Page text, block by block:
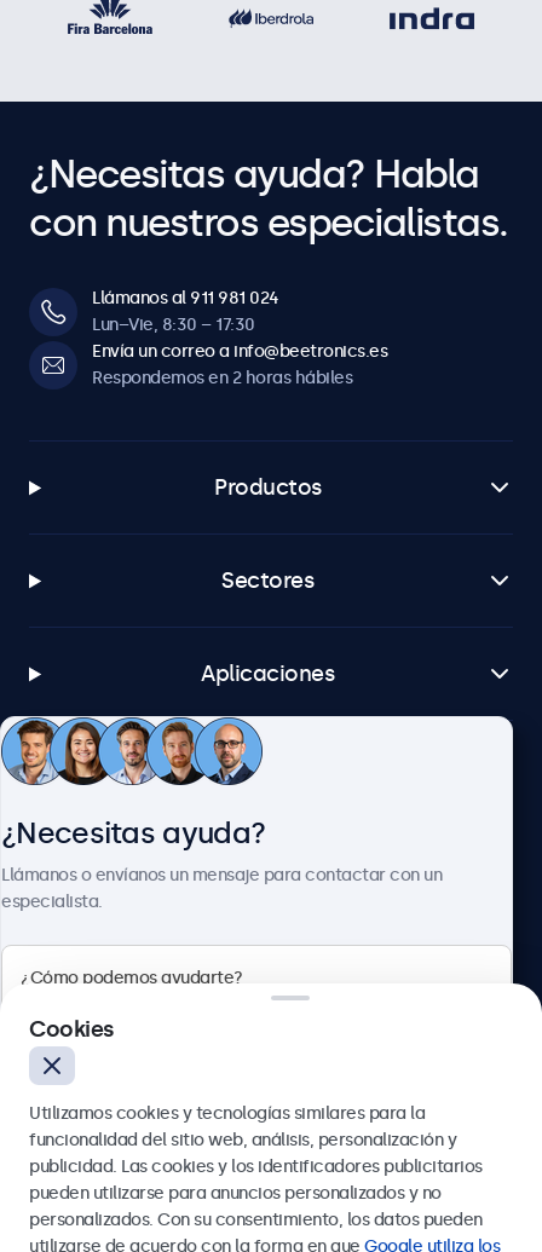
¿Necesitas ayuda? Habla
con nuestros especialistas.
Llámanos al 911 981 024
Lun–Vie, 8:30 – 17:30
Envía un correo a info@beetronics.es
Respondemos en 2 horas hábiles
Productos
Sectores
Aplicaciones
Atención al cliente
4.8/5 la valoración de 5000+ empresas
Español
¿Necesitas ayuda?
Llámanos o envíanos un mensaje para contactar con un
especialista.
Enviar
Cookies
Utilizamos cookies y tecnologías similares para la
funcionalidad del sitio web, análisis, personalización y
publicidad. Las cookies y los identificadores publicitarios
pueden utilizarse para anuncios personalizados y no
personalizados. Con su consentimiento, los datos pueden
utilizarse de acuerdo con la forma en que Google utiliza los